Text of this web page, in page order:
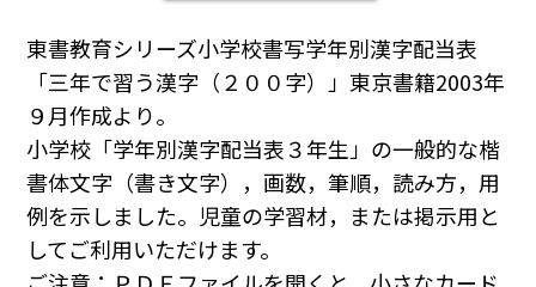
東書教育シリーズ小学校書写学年別漢字配当表
「三年で習う漢字（２００字）」東京書籍2003年
９月作成より。
小学校「学年別漢字配当表３年生」の一般的な楷
書体文字（書き文字），画数，筆順，読み方，用
例を示しました。児童の学習材，または掲示用と
してご利用いただけます。